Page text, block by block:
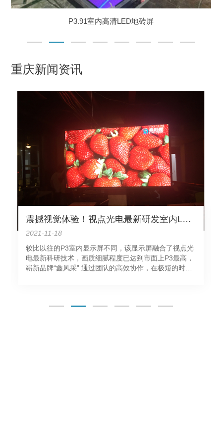
P3.91室内高清LED地砖屏
重庆新闻资讯
震撼视觉体验！视点光电最新研发室内LED显示屏成功在广州点亮
2021-11-18
较比以往的P3室内显示屏不同，该显示屏融合了视点光
电最新科研技术，画质细腻程度已达到市面上P3最高，
崭新品牌“鑫风采” 通过团队的高效协作，在极短的时间